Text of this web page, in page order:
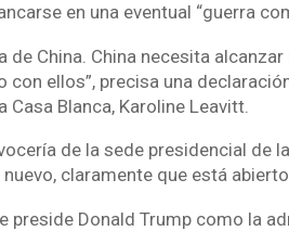
en una eventual “guerra
de China. China necesita
ellos”, precisa una
Blanca, Karoline Leavitt.
de la sede presidencial de
claramente que está
preside Donald Trump como la